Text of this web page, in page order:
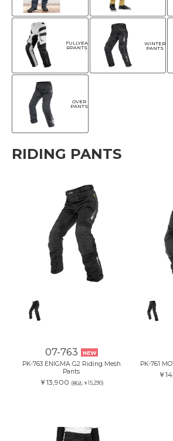
FULLYEA
RPANTS
WINTER
PANTS
OVER
PANTS
RIDING PANTS
07-763 NEW
PK-763 ENIGMA G2 Riding Mesh
Pants
￥13,900 (税込:￥15,290)
PK-761
￥